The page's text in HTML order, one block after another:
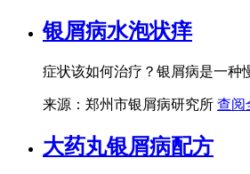
银屑病水泡状痒
症状该如何治疗？银屑病是一种
来源：郑州市银屑病研究所 查阅
大药丸银屑病配方